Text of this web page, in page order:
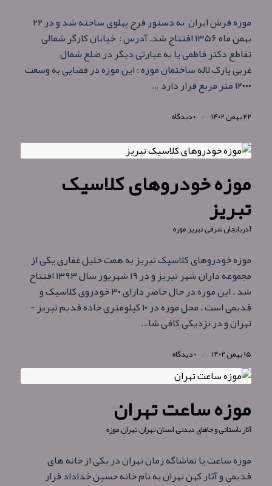
موزه فرش ایران به دستور فرح پهلوی ساخته شد و در ۲۲
بهمن ماه ۱۳۵۶ افتتاح شد. آدرس : خیابان کارگر شمالی
تقاطع دکتر فاطمی یا به عبارتی دیگر در ضلع شمال
غربی پارک لاله ساختمان موزه : این موزه در فضایی به وسعت
۱۲۰۰۰ متر مربع قرار دارد …
۲۲ بهمن ۱۴۰۲ / ۰ دیدگاه
موزه خودروهای کلاسیک
تبریز
آذربایجان شرقی,تبریز,موزه
موزه خودروهای کلاسیک تبریز به همت خلیل غفاری یکی از
مجموعه داران شهر تبریز و در ۱۹ شهریور سال ۱۳۹۳ افتتاح
شد . این موزه در حال حاضر دارای ۳۰ خودروی کلاسیک و
قدیمی است . محل موزه در ۱۰ کیلومتری جاده قدیم تبریز -
تهران و در نزدیکی کافی شا…
۱۵ بهمن ۱۴۰۲ / ۰ دیدگاه
موزه ساعت تهران
آثار باستانی و جاهای دیدنی,استان تهران,تهران,موزه
موزه ساعت یا تماشاگه زمان تهران در یکی از خانه های
قدیمی و آثار کهن تهران به نام خانه حسین خداداد قرار